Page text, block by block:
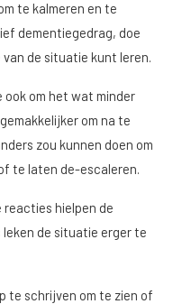
te kalmeren en te
dementiegedrag, doe
de situatie kunt leren.
om het wat minder
om na te
zou kunnen doen om
te laten de-escaleren.
reacties hielpen de
de situatie erger te
te schrijven om te zien of